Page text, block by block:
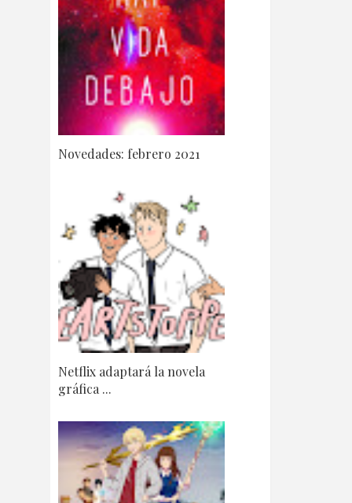
Novedades: febrero 2021
Netflix adaptará la novela
gráfica ...